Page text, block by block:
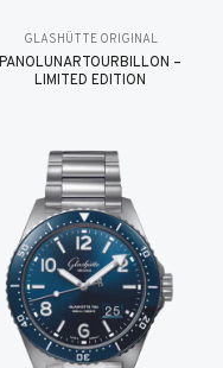
GLASHÜTTE ORIGINAL
PANOLUNARTOURBILLON –
LIMITED EDITION